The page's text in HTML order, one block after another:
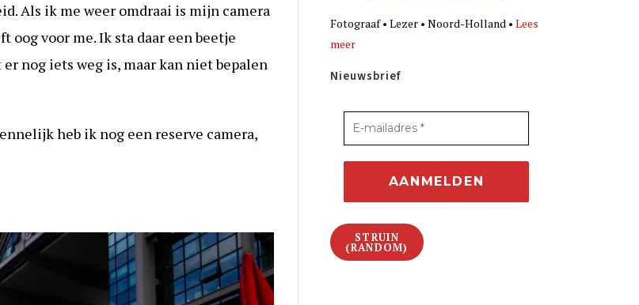
Als ik me weer omdraai is mijn camera
oog voor me. Ik sta daar een beetje
nog iets weg is, maar kan niet bepalen
heb ik nog een reserve camera,
Fotograaf • Lezer • Noord-Holland • Lees
meer
Nieuwsbrief
STRUIN
(RANDOM)